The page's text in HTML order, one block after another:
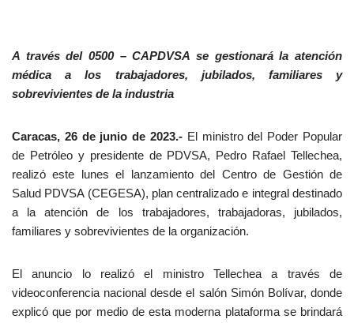
A través del 0500 – CAPDVSA se gestionará la atención
médica a los trabajadores, jubilados, familiares y
sobrevivientes de la industria
Caracas, 26 de junio de 2023.- El ministro del Poder Popular
de Petróleo y presidente de PDVSA, Pedro Rafael Tellechea,
realizó este lunes el lanzamiento del Centro de Gestión de
Salud PDVSA (CEGESA), plan centralizado e integral destinado
a la atención de los trabajadores, trabajadoras, jubilados,
familiares y sobrevivientes de la organización.
El anuncio lo realizó el ministro Tellechea a través de
videoconferencia nacional desde el salón Simón Bolívar, donde
explicó que por medio de esta moderna plataforma se brindará